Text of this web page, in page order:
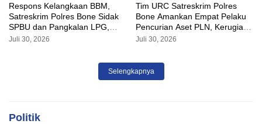
Respons Kelangkaan BBM,
Satreskrim Polres Bone Sidak
SPBU dan Pangkalan LPG,
AKP Alvin Aji Imbau Pengelola
Juli 30, 2026
Tim URC Satreskrim Polres
Bone Amankan Empat Pelaku
Pencurian Aset PLN, Kerugian
Ditaksir Capai Rp 3 Milyar
Juli 30, 2026
Selengkapnya
Politik